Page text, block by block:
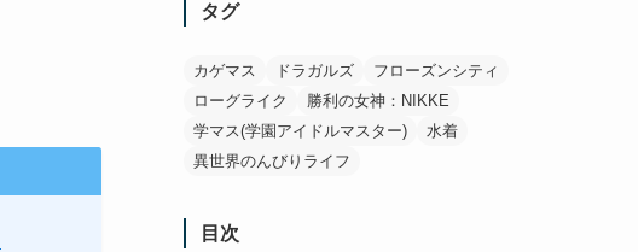
タグ
カゲマス ドラガルズ
フローズンシティ
ローグライク
勝利の女神：NIKKE
学マス(学園アイドルマスター)
水着
異世界のんびりライフ
目次